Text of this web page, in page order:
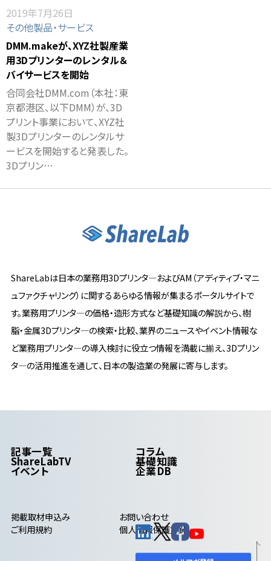
2019年7月26日
その他製品・サービス
DMM.makeが、XYZ社製産業
用3Dプリンターのレンタル＆
バイサービスを開始
合同会社DMM.com（本社：東
京都港区、以下DMM）が、3D
プリント事業において、XYZ社
製3Dプリンターのレンタルサ
ービスを開始すると発表した。
3Dプリン…
ShareLabは日本の業務用3Dプリンタ―およびAM（アディティブ・マニ
ュファクチャリング）に関するあらゆる情報が集まるポータルサイトで
す。業務用プリンタ―の価格・造形方式など基礎知識の解説から、樹
脂・金属3Dプリンタ―の検索・比較、業界のニュースやイベント情報な
ど業務用プリンタ―の導入検討に役立つ情報を満載に揃え、3Dプリン
タ―の活用推進を通して、日本の製造業の発展に寄与します。
記事一覧 コラム
ShareLabTV 基礎知識
イベント 企業DB
掲載取材申込み
お問い合わせ
ご利用規約
個人情報保護方針